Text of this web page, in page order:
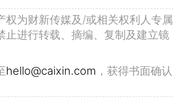
权为财新传媒及/或相关权利人专属
止进行转载、摘编、复制及建立镜
hello@caixin.com ，获得书面确认